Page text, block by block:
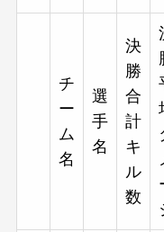
チ
ー
ム
名
選
手
名
決
勝
合
計
キ
ル
数